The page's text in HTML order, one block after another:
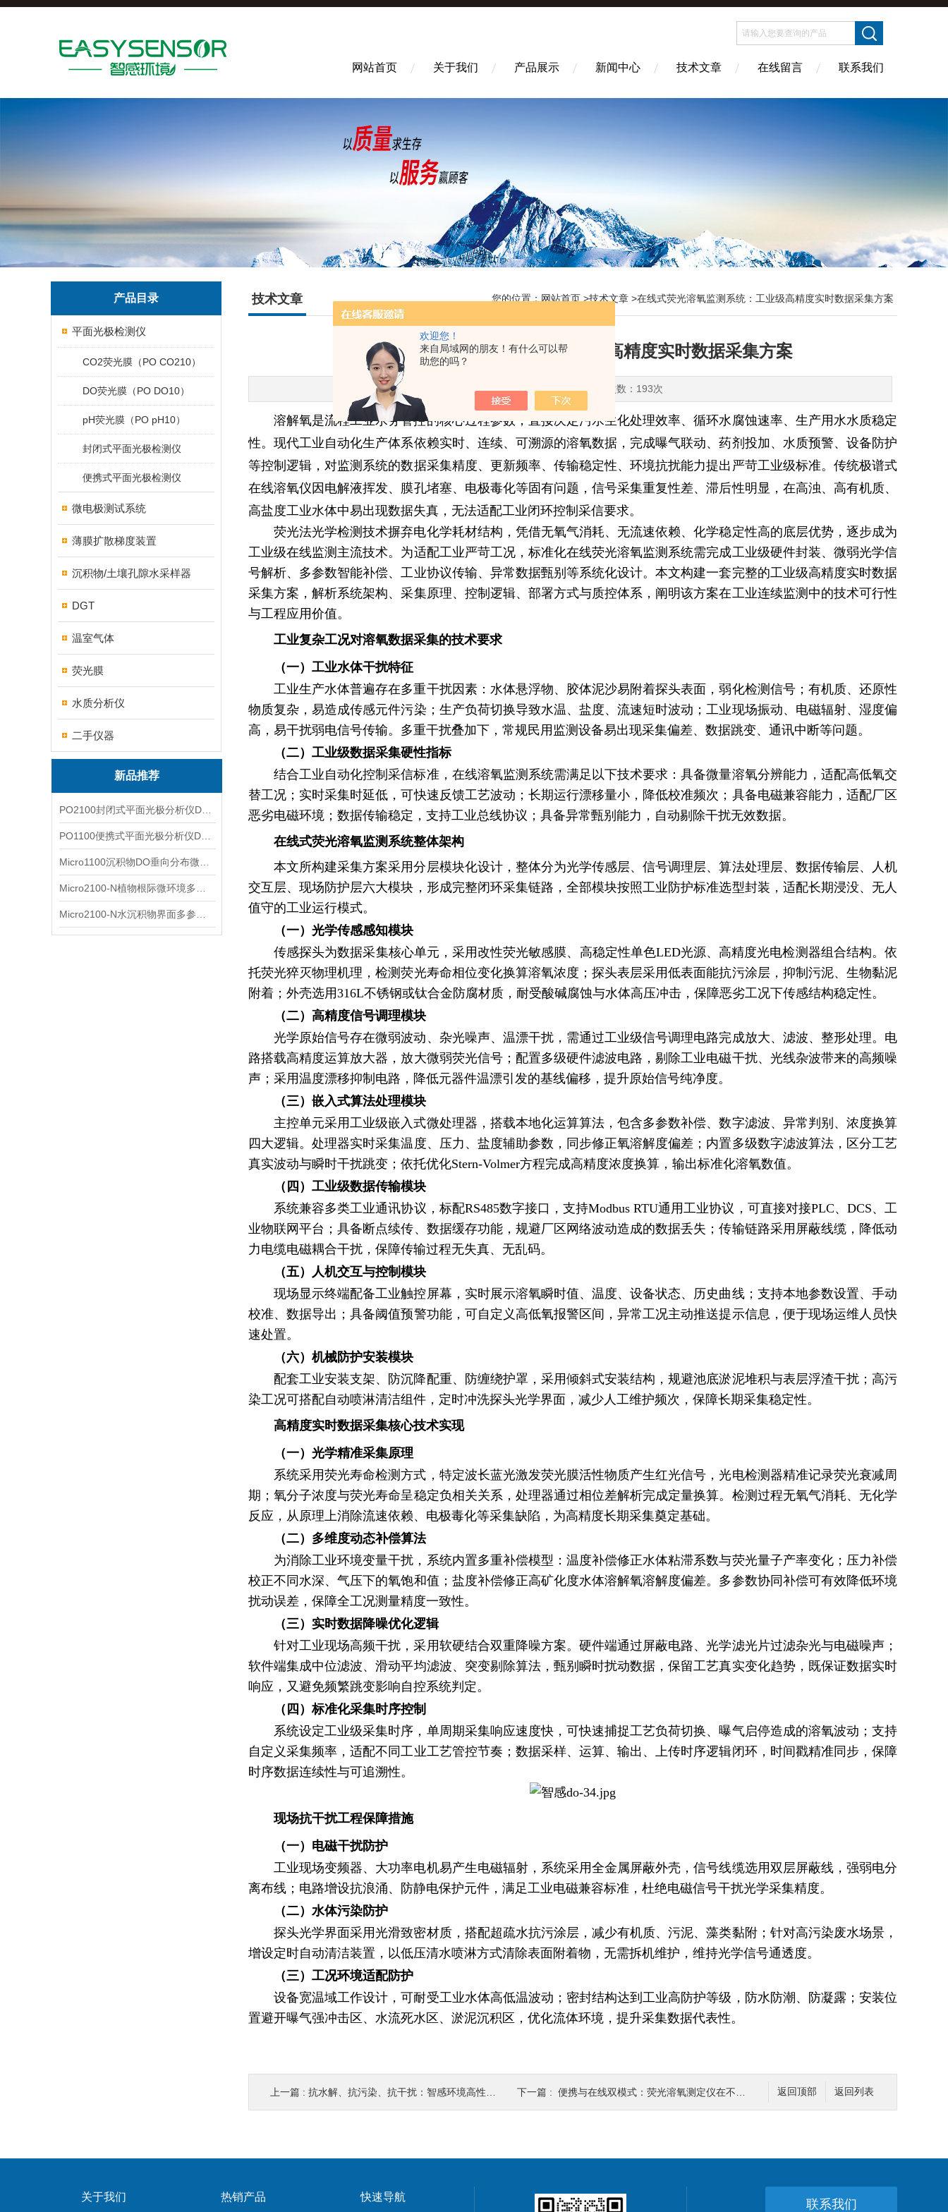
欢迎您！
来自局域网的朋友！有什么可以帮
助您的吗？
网站首页 关于我们 产品展示 新闻中心 技术文章 在线留言 联系我们
产品目录
平面光极检测仪
CO2荧光膜（PO CO210）
DO荧光膜（PO DO10）
pH荧光膜（PO pH10）
封闭式平面光极检测仪
便携式平面光极检测仪
微电极测试系统
薄膜扩散梯度装置
沉积物/土壤孔隙水采样器
DGT
温室气体
荧光膜
水质分析仪
二手仪器
新品推荐
技术文章 您的位置： 网站首页 >技术文章 >在线式荧光溶氧监测系统：工业级高精度实时数据采集方案
在线式荧光溶氧监测系统：工业级高精度实时数据采集方案
更新时间：2026-05-14 点击次数：193次
溶解氧是流程工业水务管控的核心过程参数，直接决定污水生化处理效率、循环水腐蚀速率、生产用水水质稳定
性。现代工业自动化生产体系依赖实时、连续、可溯源的溶氧数据，完成曝气联动、药剂投加、水质预警、设备防护
等控制逻辑，对监测系统的数据采集精度、更新频率、传输稳定性、环境抗扰能力提出严苛工业级标准。传统极谱式
在线溶氧仪因电解液挥发、膜孔堵塞、电极毒化等固有问题，信号采集重复性差、滞后性明显，在高浊、高有机质、
高盐度工业水体中易出现数据失真，无法适配工业闭环控制采信要求。
荧光法光学检测技术摒弃电化学耗材结构，凭借无氧气消耗、无流速依赖、化学稳定性高的底层优势，逐步成为
工业级在线监测主流技术。为适配工业严苛工况，标准化在线荧光溶氧监测系统需完成工业级硬件封装、微弱光学信
号解析、多参数智能补偿、工业协议传输、异常数据甄别等系统化设计。本文构建一套完整的工业级高精度实时数据
采集方案，解析系统架构、采集原理、控制逻辑、部署方式与质控体系，阐明该方案在工业连续监测中的技术可行性
与工程应用价值。
工业复杂工况对溶氧数据采集的技术要求
（一）工业水体干扰特征
工业生产水体普遍存在多重干扰因素：水体悬浮物、胶体泥沙易附着探头表面，弱化检测信号；有机质、还原性
物质复杂，易造成传感元件污染；生产负荷切换导致水温、盐度、流速短时波动；工业现场振动、电磁辐射、湿度偏
高，易干扰弱电信号传输。多重干扰叠加下，常规民用监测设备易出现采集偏差、数据跳变、通讯中断等问题。
（二）工业级数据采集硬性指标
结合工业自动化控制采信标准，在线溶氧监测系统需满足以下技术要求：具备微量溶氧分辨能力，适配高低氧交
替工况；实时采集时延低，可快速反馈工艺波动；长期运行漂移量小，降低校准频次；具备电磁兼容能力，适配厂区
恶劣电磁环境；数据传输稳定，支持工业总线协议；具备异常甄别能力，自动剔除干扰无效数据。
在线式荧光溶氧监测系统整体架构
本文所构建采集方案采用分层模块化设计，整体分为光学传感层、信号调理层、算法处理层、数据传输层、人机
交互层、现场防护层六大模块，形成完整闭环采集链路，全部模块按照工业防护标准选型封装，适配长期浸没、无人
值守的工业运行模式。
（一）光学传感感知模块
传感探头为数据采集核心单元，采用改性荧光敏感膜、高稳定性单色LED光源、高精度光电检测器组合结构。依
托荧光猝灭物理机理，检测荧光寿命相位变化换算溶氧浓度；探头表层采用低表面能抗污涂层，抑制污泥、生物黏泥
附着；外壳选用316L不锈钢或钛合金防腐材质，耐受酸碱腐蚀与水体高压冲击，保障恶劣工况下传感结构稳定性。
（二）高精度信号调理模块
光学原始信号存在微弱波动、杂光噪声、温漂干扰，需通过工业级信号调理电路完成放大、滤波、整形处理。电
路搭载高精度运算放大器，放大微弱荧光信号；配置多级硬件滤波电路，剔除工业电磁干扰、光线杂波带来的高频噪
声；采用温度漂移抑制电路，降低元器件温漂引发的基线偏移，提升原始信号纯净度。
（三）嵌入式算法处理模块
主控单元采用工业级嵌入式微处理器，搭载本地化运算算法，包含多参数补偿、数字滤波、异常判别、浓度换算
四大逻辑。处理器实时采集温度、压力、盐度辅助参数，同步修正氧溶解度偏差；内置多级数字滤波算法，区分工艺
真实波动与瞬时干扰跳变；依托优化Stern-Volmer方程完成高精度浓度换算，输出标准化溶氧数值。
（四）工业级数据传输模块
系统兼容多类工业通讯协议，标配RS485数字接口，支持Modbus RTU通用工业协议，可直接对接PLC、DCS、工
业物联网平台；具备断点续传、数据缓存功能，规避厂区网络波动造成的数据丢失；传输链路采用屏蔽线缆，降低动
力电缆电磁耦合干扰，保障传输过程无失真、无乱码。
（五）人机交互与控制模块
现场显示终端配备工业触控屏幕，实时展示溶氧瞬时值、温度、设备状态、历史曲线；支持本地参数设置、手动
校准、数据导出；具备阈值预警功能，可自定义高低氧报警区间，异常工况主动推送提示信息，便于现场运维人员快
速处置。
（六）机械防护安装模块
配套工业安装支架、防沉降配重、防缠绕护罩，采用倾斜式安装结构，规避池底淤泥堆积与表层浮渣干扰；高污
染工况可搭配自动喷淋清洁组件，定时冲洗探头光学界面，减少人工维护频次，保障长期采集稳定性。
高精度实时数据采集核心技术实现
（一）光学精准采集原理
系统采用荧光寿命检测方式，特定波长蓝光激发荧光膜活性物质产生红光信号，光电检测器精准记录荧光衰减周
期；氧分子浓度与荧光寿命呈稳定负相关关系，处理器通过相位差解析完成定量换算。检测过程无氧气消耗、无化学
反应，从原理上消除流速依赖、电极毒化等采集缺陷，为高精度长期采集奠定基础。
（二）多维度动态补偿算法
为消除工业环境变量干扰，系统内置多重补偿模型：温度补偿修正水体粘滞系数与荧光量子产率变化；压力补偿
校正不同水深、气压下的氧饱和值；盐度补偿修正高矿化度水体溶解氧溶解度偏差。多参数协同补偿可有效降低环境
扰动误差，保障全工况测量精度一致性。
（三）实时数据降噪优化逻辑
针对工业现场高频干扰，采用软硬结合双重降噪方案。硬件端通过屏蔽电路、光学滤光片过滤杂光与电磁噪声；
软件端集成中位滤波、滑动平均滤波、突变剔除算法，甄别瞬时扰动数据，保留工艺真实变化趋势，既保证数据实时
响应，又避免频繁跳变影响自控系统判定。
（四）标准化采集时序控制
系统设定工业级采集时序，单周期采集响应速度快，可快速捕捉工艺负荷切换、曝气启停造成的溶氧波动；支持
自定义采集频率，适配不同工业工艺管控节奏；数据采样、运算、输出、上传时序逻辑闭环，时间戳精准同步，保障
时序数据连续性与可追溯性。
现场抗干扰工程保障措施
（一）电磁干扰防护
工业现场变频器、大功率电机易产生电磁辐射，系统采用全金属屏蔽外壳，信号线缆选用双层屏蔽线，强弱电分
离布线；电路增设抗浪涌、防静电保护元件，满足工业电磁兼容标准，杜绝电磁信号干扰光学采集精度。
（二）水体污染防护
探头光学界面采用光滑致密材质，搭配超疏水抗污涂层，减少有机质、污泥、藻类黏附；针对高污染废水场景，
增设定时自动清洁装置，以低压清水喷淋方式清除表面附着物，无需拆机维护，维持光学信号通透度。
（三）工况环境适配防护
设备宽温域工作设计，可耐受工业水体高低温波动；密封结构达到工业高防护等级，防水防潮、防凝露；安装位
置避开曝气强冲击区、水流死水区、淤泥沉积区，优化流体环境，提升采集数据代表性。
返回列表
返回顶部
上一篇 : ​抗水解、抗污染、抗干扰：智感环境高性能荧光法溶氧传感器的三重保障 下一篇 : 便携与在线双模式：荧光溶氧测定仪在不同场景中的灵活应用
关于我们 热销产品 快速导航
联系我们